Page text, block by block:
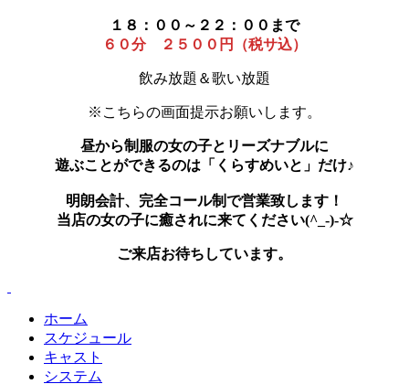
１８：００～２２：００まで
６０分 ２５００円（税サ込）
飲み放題＆歌い放題
※こちらの画面提示お願いします。
昼から制服の女の子とリーズナブルに
遊ぶことができるのは「くらすめいと」だけ♪
明朗会計、完全コール制で営業致します！
当店の女の子に癒されに来てください(^_-)-☆
ご来店お待ちしています。
ホーム
スケジュール
キャスト
システム